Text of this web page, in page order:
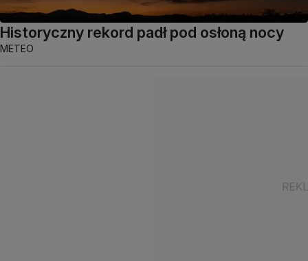
Historyczny rekord padł pod osłoną nocy
METEO